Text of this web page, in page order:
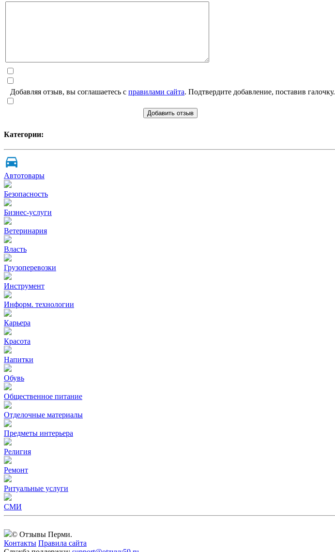
Добавляя отзыв, вы соглашаетесь с правилами сайта. Подтвердите добавление, поставив галочку.
Добавить отзыв
Категории:
Автотовары
Безопасность
Бизнес-услуги
Ветеринария
Власть
Грузоперевозки
Инструмент
Информ. технологии
Карьера
Красота
Напитки
Обувь
Общественное питание
Отделочные материалы
Предметы интерьера
Религия
Ремонт
Ритуальные услуги
СМИ
© Отзывы Перми.
Контакты Правила сайта